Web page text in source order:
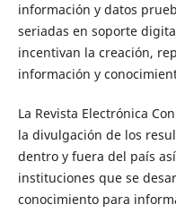
información y datos
seriadas en soporte
incentivan la creación,
información y
La Revista Electrónica
la divulgación de los
dentro y fuera del país
instituciones que se
conocimiento para